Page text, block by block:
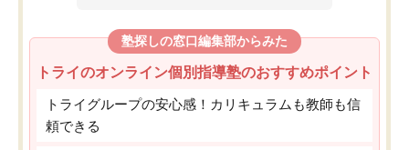
塾探しの窓口編集部からみた
トライのオンライン個別指導塾のおすすめポイント
トライグループの安心感！カリキュラムも教師も信
頼できる